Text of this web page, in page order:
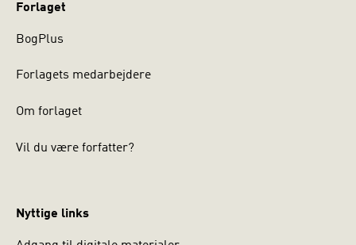
Forlaget
BogPlus
Forlagets medarbejdere
Om forlaget
Vil du være forfatter?
Nyttige links